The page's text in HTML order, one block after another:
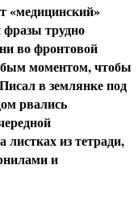
«медицинский»
фразы трудно
во фронтовой
моментом, чтобы
в землянке под
рвались
листках из тетради,
и